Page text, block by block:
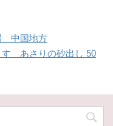
中国地方
あさりの砂出し 50